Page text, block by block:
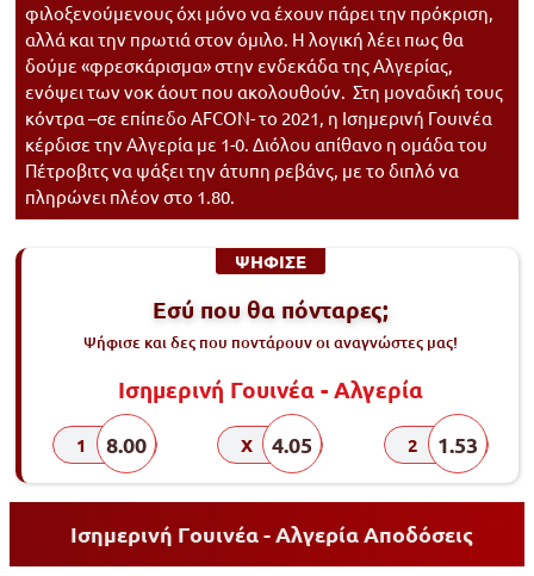
φιλοξενούμενους όχι μόνο να έχουν πάρει την πρόκριση,
αλλά και την πρωτιά στον όμιλο. Η λογική λέει πως θα
δούμε «φρεσκάρισμα» στην ενδεκάδα της Αλγερίας,
ενόψει των νοκ άουτ που ακολουθούν. Στη μοναδική τους
κόντρα –σε επίπεδο AFCON- το 2021, η Ισημερινή Γουινέα
κέρδισε την Αλγερία με 1-0. Διόλου απίθανο η ομάδα του
Πέτροβιτς να ψάξει την άτυπη ρεβάνς, με το διπλό να
πληρώνει πλέον στο 1.80.
ΨΗΦΙΣΕ
Εσύ που θα πόνταρες;
Ψήφισε και δες που ποντάρουν οι αναγνώστες μας!
Ισημερινή Γουινέα - Αλγερία
1 8.00 X 4.05 2 1.53
Ισημερινή Γουινέα - Αλγερία Αποδόσεις